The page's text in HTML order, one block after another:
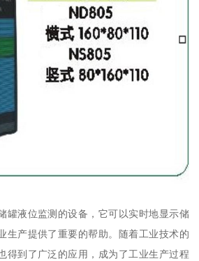
罐液位监测的设备，它可以实时地显示储
生产提供了重要的帮助。随着工业技术的
得到了广泛的应用，成为了工业生产过程